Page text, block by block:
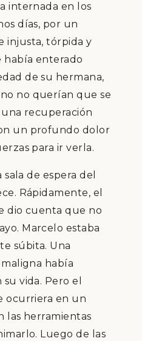
internada en los
días, por un
injusta, tórpida y
había enterado
de su hermana,
no querían que se
recuperación
un profundo dolor
para ir verla.
de espera del
Rápidamente, el
dio cuenta que no
Marcelo estaba
súbita. Una
había
vida. Pero el
ocurriera en un
las herramientas
Luego de las